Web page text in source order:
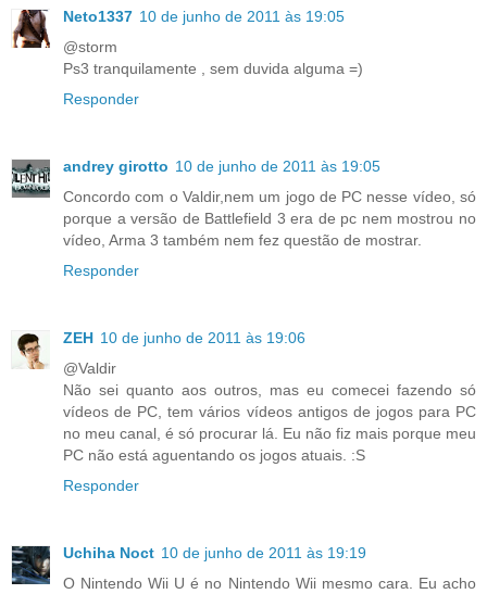
Neto1337 10 de junho de 2011 às 19:05
@storm
Ps3 tranquilamente , sem duvida alguma =)
Responder
andrey girotto 10 de junho de 2011 às 19:05
Concordo com o Valdir,nem um jogo de PC nesse vídeo, só
porque a versão de Battlefield 3 era de pc nem mostrou no
vídeo, Arma 3 também nem fez questão de mostrar.
Responder
ZEH 10 de junho de 2011 às 19:06
@Valdir
Não sei quanto aos outros, mas eu comecei fazendo só
vídeos de PC, tem vários vídeos antigos de jogos para PC
no meu canal, é só procurar lá. Eu não fiz mais porque meu
PC não está aguentando os jogos atuais. :S
Responder
Uchiha Noct 10 de junho de 2011 às 19:19
O Nintendo Wii U é no Nintendo Wii mesmo cara. Eu acho